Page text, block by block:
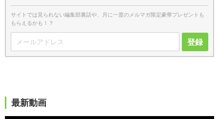
サイトでは見られない編集部裏話や、月に一度のメルマガ限定豪華プレゼントも
もらえるかも！？
登録
最新動画